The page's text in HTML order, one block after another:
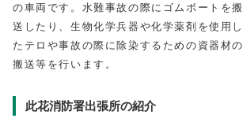
の車両です。水難事故の際にゴムボートを搬
送したり、生物化学兵器や化学薬剤を使用し
たテロや事故の際に除染するための資器材の
搬送等を行います。
此花消防署出張所の紹介